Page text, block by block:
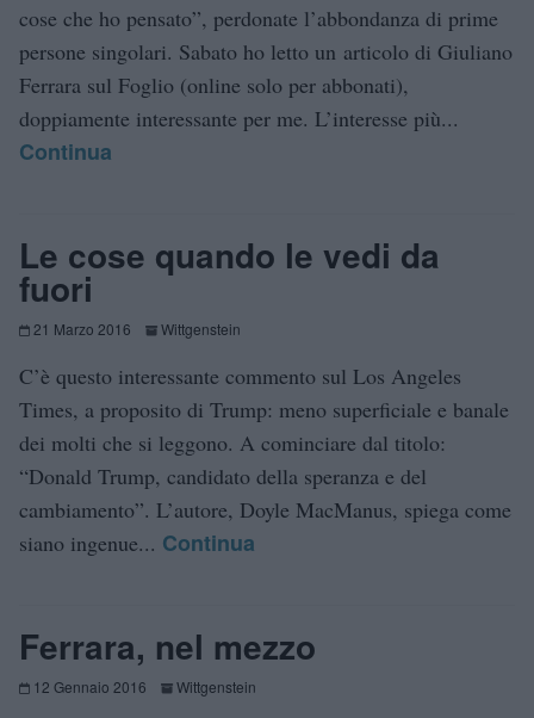
cose che ho pensato”, perdonate l’abbondanza di prime
persone singolari. Sabato ho letto un articolo di Giuliano
Ferrara sul Foglio (online solo per abbonati),
doppiamente interessante per me. L’interesse più...
Continua
Le cose quando le vedi da
fuori
21 Marzo 2016 Wittgenstein
C’è questo interessante commento sul Los Angeles
Times, a proposito di Trump: meno superficiale e banale
dei molti che si leggono. A cominciare dal titolo:
“Donald Trump, candidato della speranza e del
cambiamento”. L’autore, Doyle MacManus, spiega come
siano ingenue... Continua
Ferrara, nel mezzo
12 Gennaio 2016 Wittgenstein